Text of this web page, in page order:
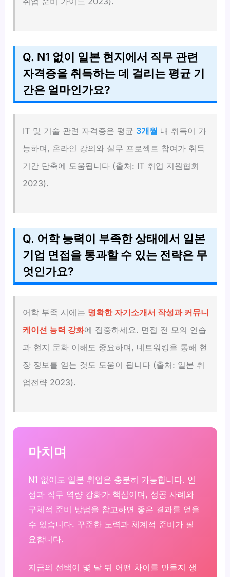
Q. N1 없이 일본 현지에서 직무 관련
자격증을 취득하는 데 걸리는 평균 기
간은 얼마인가요?
IT 및 기술 관련 자격증은 평균 3개월 내 취득이 가
능하며, 온라인 강의와 실무 프로젝트 참여가 취득
기간 단축에 도움됩니다 (출처: IT 취업 지원협회
2023).
Q. 어학 능력이 부족한 상태에서 일본
기업 면접을 통과할 수 있는 전략은 무
엇인가요?
어학 부족 시에는 명확한 자기소개서 작성과 커뮤니
케이션 능력 강화에 집중하세요. 면접 전 모의 연습
과 현지 문화 이해도 중요하며, 네트워킹을 통해 현
장 정보를 얻는 것도 도움이 됩니다 (출처: 일본 취
업전략 2023).
마치며
N1 없이도 일본 취업은 충분히 가능합니다. 인
성과 직무 역량 강화가 핵심이며, 성공 사례와
구체적 준비 방법을 참고하면 좋은 결과를 얻을
수 있습니다. 꾸준한 노력과 체계적 준비가 필
요합니다.
지금의 선택이 몇 달 뒤 어떤 차이를 만들지 생